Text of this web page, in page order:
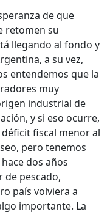
de que
retomen su
llegando al fondo y
a su vez,
entendemos que la
muy
industrial de
y si eso ocurre,
fiscal menor al
pero tenemos
dos años
pescado,
país volviera a
importante. La